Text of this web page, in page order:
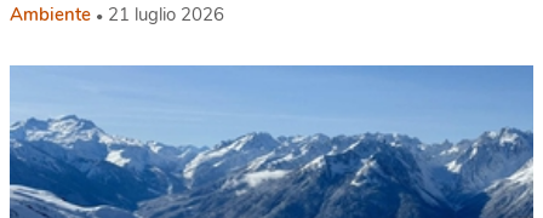
Ambiente 21 luglio 2026